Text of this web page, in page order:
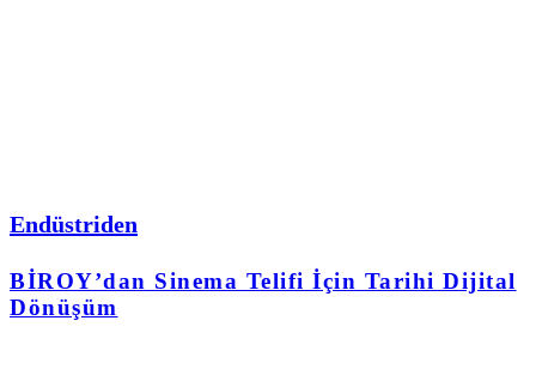
Endüstriden
BİROY’dan Sinema Telifi İçin Tarihi Dijital
Dönüşüm